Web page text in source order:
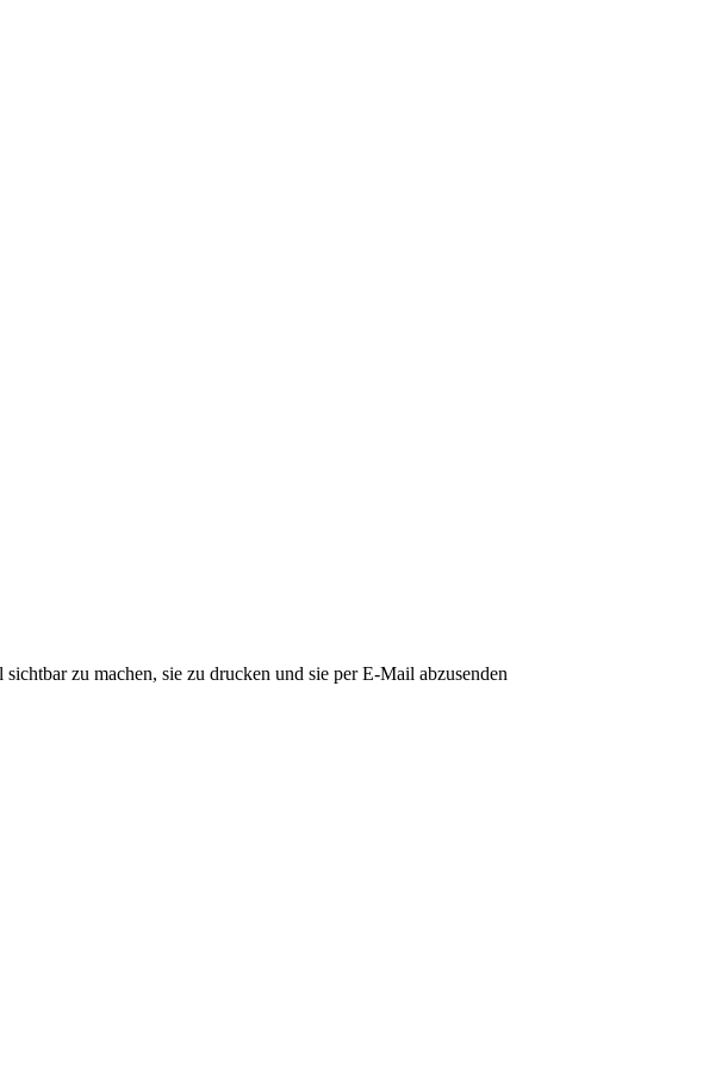
zu machen, sie zu drucken und sie per E-Mail abzusenden